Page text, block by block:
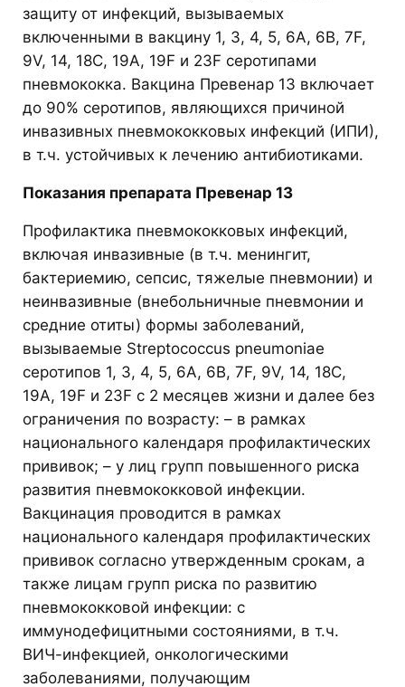
защиту от инфекций, вызываемых
включенными в вакцину 1, 3, 4, 5, 6A, 6B, 7F,
9V, 14, 18C, 19A, 19F и 23F серотипами
пневмококка. Вакцина Превенар 13 включает
до 90% серотипов, являющихся причиной
инвазивных пневмококковых инфекций (ИПИ),
в т.ч. устойчивых к лечению антибиотиками.
Показания препарата Превенар 13
Профилактика пневмококковых инфекций,
включая инвазивные (в т.ч. менингит,
бактериемию, сепсис, тяжелые пневмонии) и
неинвазивные (внебольничные пневмонии и
средние отиты) формы заболеваний,
вызываемые Streptococcus pneumoniae
серотипов 1, 3, 4, 5, 6A, 6B, 7F, 9V, 14, 18C,
19A, 19F и 23F с 2 месяцев жизни и далее без
ограничения по возрасту: – в рамках
национального календаря профилактических
прививок; – у лиц групп повышенного риска
развития пневмококковой инфекции.
Вакцинация проводится в рамках
национального календаря профилактических
прививок согласно утвержденным срокам, а
также лицам групп риска по развитию
пневмококковой инфекции: с
иммунодефицитными состояниями, в т.ч.
ВИЧ-инфекцией, онкологическими
заболеваниями, получающим